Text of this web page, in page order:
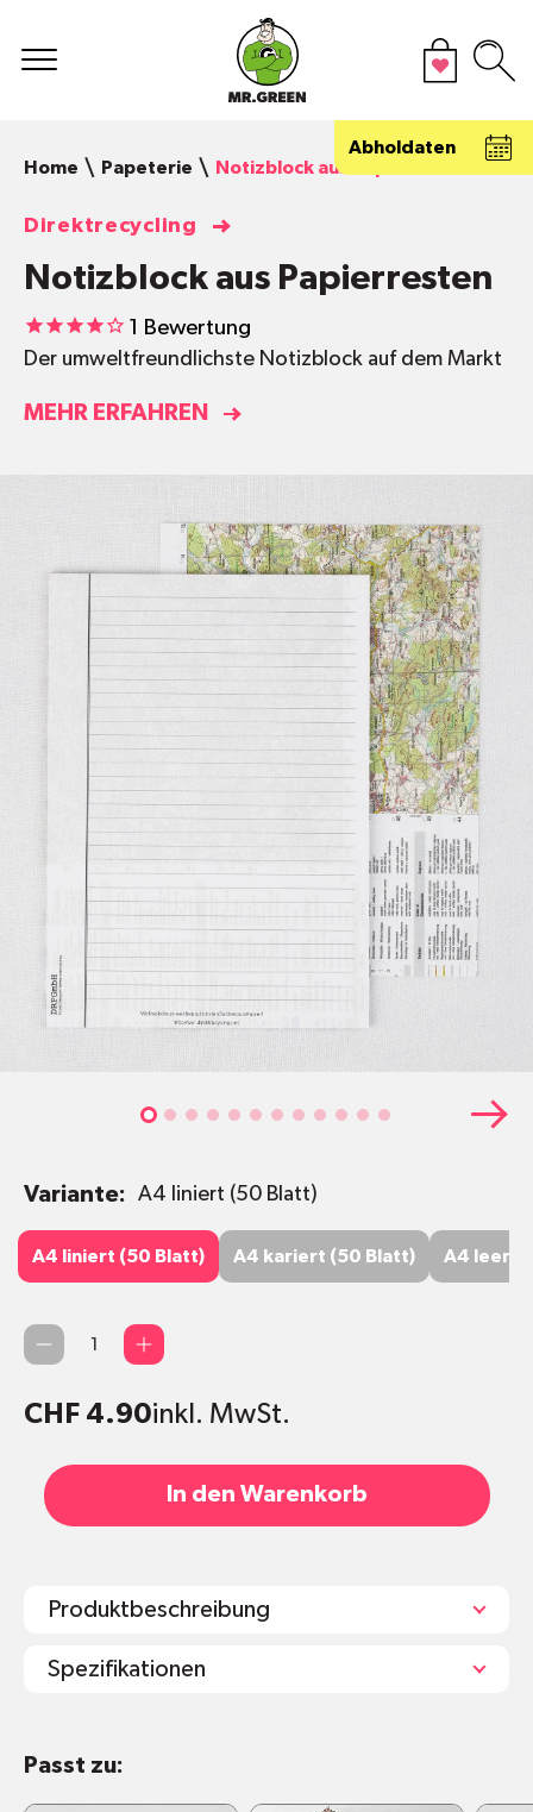
Abholdaten
Home
Papeterie Notizblock aus Papierresten
Direktrecycling
Notizblock aus Papierresten
1 Bewertung
Der umweltfreundlichste Notizblock auf dem Markt
MEHR ERFAHREN
Variante: A4 liniert (50 Blatt)
A4 liniert (50 Blatt)
A4 liniert (50 Blatt) A4 kariert (50 Blatt)
A4 kariert (50 Blatt) A4 leer
A4 leer
Anzahl
CHF 4.90inkl. MwSt.
In den Warenkorb
Produktbeschreibung
Spezifikationen
spart90% Energie
Vergleich zu herkömmlichem Recyclingpapier
Passt zu: